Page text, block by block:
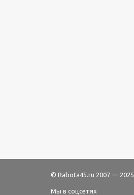
© Rabota45.ru 2007 — 2025
Мы в соцсетях